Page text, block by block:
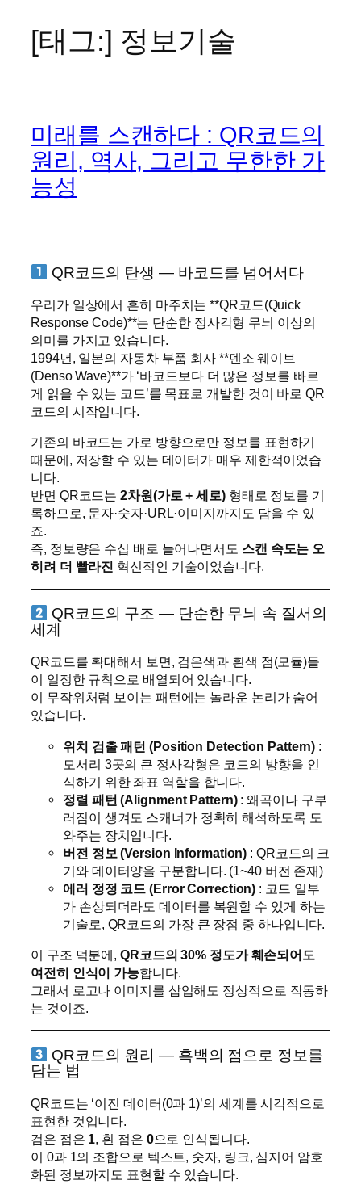
[태그:] 정보기술
미래를 스캔하다 : QR코드의
원리, 역사, 그리고 무한한 가
능성
QR코드의 탄생 — 바코드를 넘어서다
우리가 일상에서 흔히 마주치는 **QR코드(Quick
Response Code)**는 단순한 정사각형 무늬 이상의
의미를 가지고 있습니다.
1994년, 일본의 자동차 부품 회사 **덴소 웨이브
(Denso Wave)**가 ‘바코드보다 더 많은 정보를 빠르
게 읽을 수 있는 코드’를 목표로 개발한 것이 바로 QR
코드의 시작입니다.
기존의 바코드는 가로 방향으로만 정보를 표현하기
때문에, 저장할 수 있는 데이터가 매우 제한적이었습
니다.
반면 QR코드는2차원(가로 + 세로)형태로 정보를 기
록하므로, 문자·숫자·URL·이미지까지도 담을 수 있
죠.
즉, 정보량은 수십 배로 늘어나면서도 스캔 속도는 오
히려 더 빨라진 혁신적인 기술이었습니다.
QR코드의 구조 — 단순한 무늬 속 질서의
세계
QR코드를 확대해서 보면, 검은색과 흰색 점(모듈)들
이 일정한 규칙으로 배열되어 있습니다.
이 무작위처럼 보이는 패턴에는 놀라운 논리가 숨어
있습니다.
위치 검출 패턴 (Position Detection Pattern) :
모서리 3곳의 큰 정사각형은 코드의 방향을 인
식하기 위한 좌표 역할을 합니다.
정렬 패턴 (Alignment Pattern): 왜곡이나 구부
러짐이 생겨도 스캐너가 정확히 해석하도록 도
와주는 장치입니다.
버전 정보 (Version Information) : QR코드의 크
기와 데이터양을 구분합니다. (1~40 버전 존재)
에러 정정 코드 (Error Correction) : 코드 일부
가 손상되더라도 데이터를 복원할 수 있게 하는
기술로, QR코드의 가장 큰 장점 중 하나입니다.
이 구조 덕분에, QR코드의 30% 정도가 훼손되어도
여전히 인식이 가능합니다.
그래서 로고나 이미지를 삽입해도 정상적으로 작동하
는 것이죠.
QR코드의 원리 — 흑백의 점으로 정보를
담는 법
QR코드는 ‘이진 데이터(0과 1)’의 세계를 시각적으로
표현한 것입니다.
검은 점은 1, 흰 점은 0으로 인식됩니다.
이 0과 1의 조합으로 텍스트, 숫자, 링크, 심지어 암호
화된 정보까지도 표현할 수 있습니다.